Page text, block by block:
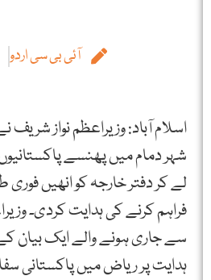
آئی بی سی اردو
اسلام آباد: وزیراعظم نواز
شہر دمام میں پھنسے
لے کر دفتر خارجہ کو انھیں فوری
فراہم کرنے کی ہدایت کردی۔
سے جاری ہونے والے ایک بیان
ہدایت پر ریاض میں پاکستانی